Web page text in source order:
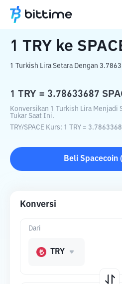
Beranda Konverter Kripto
1 TRY ke
1 Turkish Lira Setara Dengan
1 TRY = 3.78633687
Konversikan 1 Turkish Lira Menjadi
Tukar Saat Ini.
TRY/SPACE Kurs: 1 TRY =
Beli Spacecoin(
Konversi
Dari
TRY